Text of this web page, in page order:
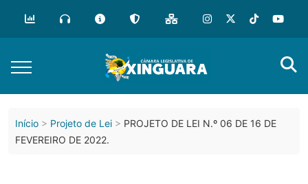
Início Projeto de Lei
PROJETO DE LEI N.º 06 DE 16 DE
FEVEREIRO DE 2022.